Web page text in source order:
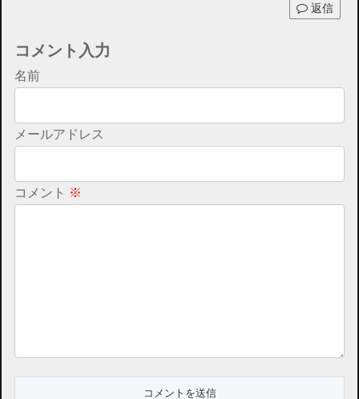
返信
コメント入力
名前
メールアドレス
コメント ※